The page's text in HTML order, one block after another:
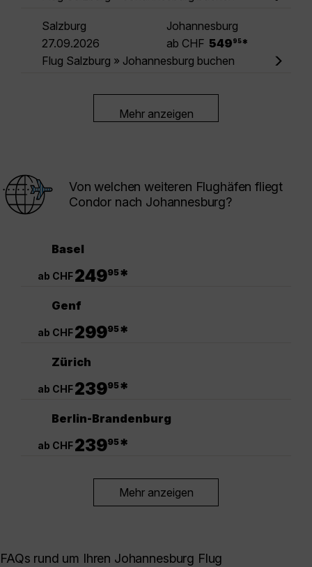
Salzburg
Johannesburg
27.09.2026
ab CHF 549 95 *
Flug Salzburg » Johannesburg buchen
Mehr anzeigen
Von welchen weiteren Flughäfen fliegt
Condor nach Johannesburg?
Basel
ab CHF24995*
Genf
ab CHF29995*
Zürich
ab CHF23995*
Berlin-Brandenburg
ab CHF23995*
Mehr anzeigen
FAQs rund um Ihren Johannesburg Flug